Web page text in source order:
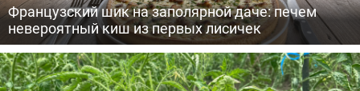
Французский шик на заполярной даче: печем
невероятный киш из первых лисичек